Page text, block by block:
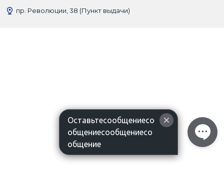
пр. Революции, 38 (Пункт выдачи)
Оставьтесообщениесо
общениесообщениесо
общение